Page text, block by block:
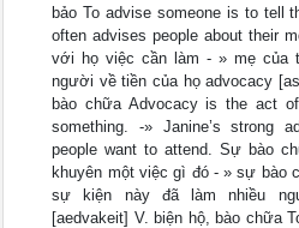
bảo To advise someone is to tell
often advises people about their
với họ việc cần làm - » mẹ của
người về tiền của họ advocacy
bào chữa Advocacy is the act
something. -» Janine’s strong
people want to attend. Sự bào
khuyên một việc gì đó - » sự bào
sự kiện này đã làm nhiều
[aedvakeit] V. biện hộ, bào chữa